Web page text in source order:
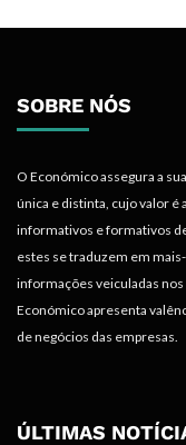
SOBRE NÓS
O Económico assegura a
única e distinta, cujo valor é
informativos e formativos
estes se traduzem em
informações veiculadas
Económico apresenta
de negócios das empresas.
ÚLTIMAS